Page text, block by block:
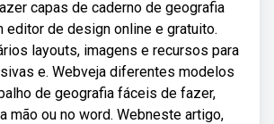
capas de caderno de geografia
editor de design online e gratuito.
layouts, imagens e recursos para
e. Webveja diferentes modelos
de geografia fáceis de fazer,
mão ou no word. Webneste artigo,